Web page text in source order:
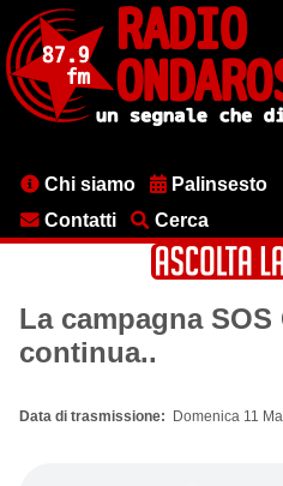
contenuto
principale
MenuChi siamo Palinsesto
Contatti
Cerca
La campagna SOS
continua..
Data di trasmissione Domenica 11